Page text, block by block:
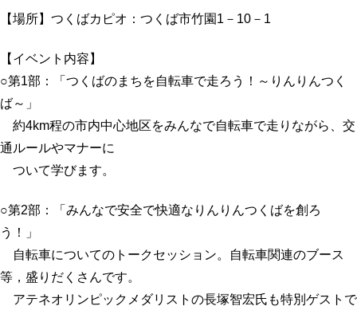
【場所】つくばカピオ：つくば市竹園1－10－1
【イベント内容】
○第1部：「つくばのまちを自転車で走ろう！～りんりんつく
ば～」
約4km程の市内中心地区をみんなで自転車で走りながら、交
通ルールやマナーに
ついて学びます。
○第2部：「みんなで安全で快適なりんりんつくばを創ろ
う！」
自転車についてのトークセッション。自転車関連のブース
等，盛りだくさんです。
アテネオリンピックメダリストの長塚智宏氏も特別ゲストで